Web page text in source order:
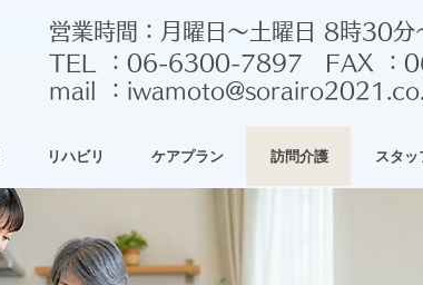
営業時間：月曜日～土曜日 8時30
TEL ：06-6300-7897 FAX ：
​mail ：
リハビリ ケアプラン 訪問介護 スタッ